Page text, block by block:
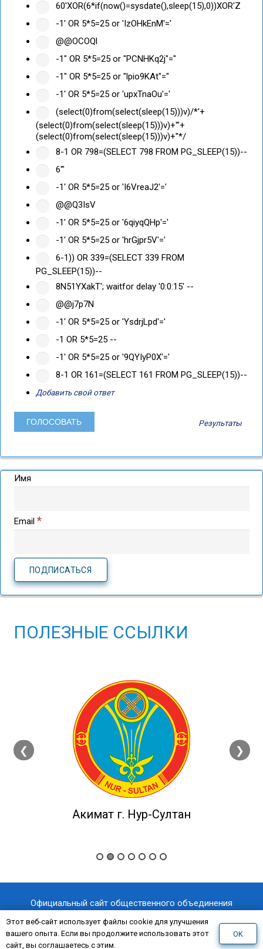
60'XOR(6*if(now()=sysdate(),sleep(15),0))XOR'Z
-1' OR 5*5=25 or 'IzOHkEnM'='
@@OCOQl
-1" OR 5*5=25 or "PCNHKq2j"="
-1" OR 5*5=25 or "lpio9KAt"="
-1' OR 5*5=25 or 'upxTnaOu'='
(select(0)from(select(sleep(15)))v)/*'+
(select(0)from(select(sleep(15)))v)+'"+
(select(0)from(select(sleep(15)))v)+"*/
8-1 OR 798=(SELECT 798 FROM PG_SLEEP(15))--
6'"
-1' OR 5*5=25 or 'I6VreaJ2'='
@@Q3IsV
-1' OR 5*5=25 or '6qiyqQHp'='
-1' OR 5*5=25 or 'hrGjpr5V'='
6-1)) OR 339=(SELECT 339 FROM
PG_SLEEP(15))--
8N51YXakT'; waitfor delay '0:0:15' --
@@j7p7N
-1' OR 5*5=25 or 'YsdrjLpd'='
-1 OR 5*5=25 --
-1' OR 5*5=25 or '9QYIyP0X'='
8-1 OR 161=(SELECT 161 FROM PG_SLEEP(15))--
Добавить свой ответ
Результаты
Имя
Email *
ПОЛЕЗНЫЕ ССЫЛКИ
❮
Акимат г. Нур-Султан
❯
Официальный сайт общественного объединения
«Казахстанский отраслевой профессиональный союз
работников здравоохранения«AQNİET
Этот веб-сайт использует файлы cookie для улучшения
вашего опыта. Если вы продолжите использовать этот
сайт, вы соглашаетесь с этим.
OK